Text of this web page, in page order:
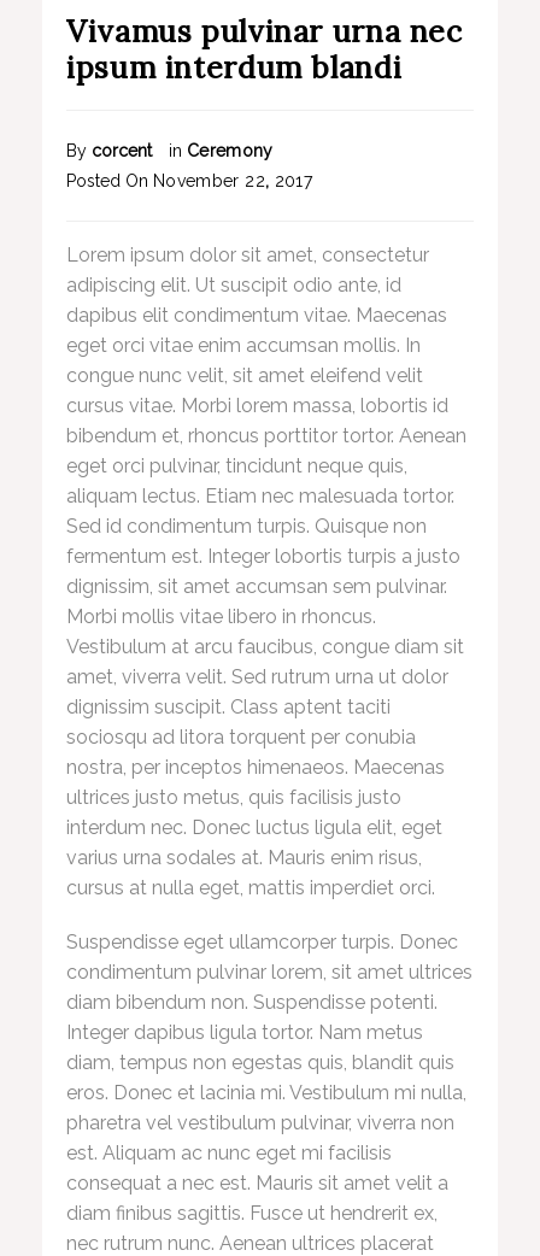
Vivamus pulvinar urna nec
ipsum interdum blandi
By corcent in Ceremony
Posted On November 22, 2017
Lorem ipsum dolor sit amet, consectetur
adipiscing elit. Ut suscipit odio ante, id
dapibus elit condimentum vitae. Maecenas
eget orci vitae enim accumsan mollis. In
congue nunc velit, sit amet eleifend velit
cursus vitae. Morbi lorem massa, lobortis id
bibendum et, rhoncus porttitor tortor. Aenean
eget orci pulvinar, tincidunt neque quis,
aliquam lectus. Etiam nec malesuada tortor.
Sed id condimentum turpis. Quisque non
fermentum est. Integer lobortis turpis a justo
dignissim, sit amet accumsan sem pulvinar.
Morbi mollis vitae libero in rhoncus.
Vestibulum at arcu faucibus, congue diam sit
amet, viverra velit. Sed rutrum urna ut dolor
dignissim suscipit. Class aptent taciti
sociosqu ad litora torquent per conubia
nostra, per inceptos himenaeos. Maecenas
ultrices justo metus, quis facilisis justo
interdum nec. Donec luctus ligula elit, eget
varius urna sodales at. Mauris enim risus,
cursus at nulla eget, mattis imperdiet orci.
Suspendisse eget ullamcorper turpis. Donec
condimentum pulvinar lorem, sit amet ultrices
diam bibendum non. Suspendisse potenti.
Integer dapibus ligula tortor. Nam metus
diam, tempus non egestas quis, blandit quis
eros. Donec et lacinia mi. Vestibulum mi nulla,
pharetra vel vestibulum pulvinar, viverra non
est. Aliquam ac nunc eget mi facilisis
consequat a nec est. Mauris sit amet velit a
diam finibus sagittis. Fusce ut hendrerit ex,
nec rutrum nunc. Aenean ultrices placerat